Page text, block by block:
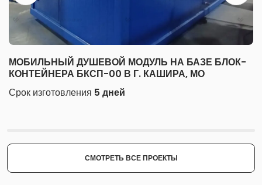
МОБИЛЬНЫЙ ДУШЕВОЙ МОДУЛЬ НА БАЗЕ БЛОК-
КОНТЕЙНЕРА БКСП-00 В Г. КАШИРА, МО
Срок изготовления 5 дней
СМОТРЕТЬ ВСЕ ПРОЕКТЫ